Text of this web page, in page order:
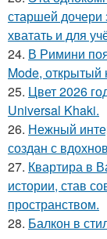
старшей дочери
хватать и для
24. В Римини
Mode, открытый
25. Цвет 2026
Universal Khaki.
26. Нежный
создан с
27. Квартира в
истории, став
пространством.
28. Балкон в